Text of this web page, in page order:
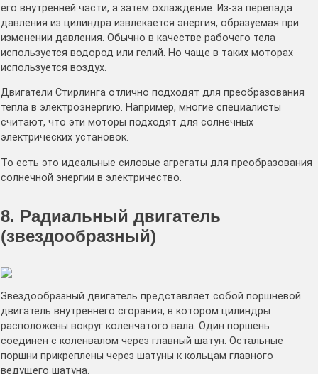
его внутренней части, а затем охлаждение. Из-за перепада
давления из цилиндра извлекается энергия, образуемая при
изменении давления. Обычно в качестве рабочего тела
используется водород или гелий. Но чаще в таких моторах
используется воздух.
Двигатели Стирлинга отлично подходят для преобразования
тепла в электроэнергию. Например, многие специалисты
считают, что эти моторы подходят для солнечных
электрических установок.
То есть это идеальные силовые агрегаты для преобразования
солнечной энергии в электричество.
8. Радиальный двигатель
(звездообразный)
Звездообразный двигатель представляет собой поршневой
двигатель внутреннего сгорания, в котором цилиндры
расположены вокруг коленчатого вала. Один поршень
соединен с коленвалом через главный шатун. Остальные
поршни прикреплены через шатуны к кольцам главного
ведущего шатуна.